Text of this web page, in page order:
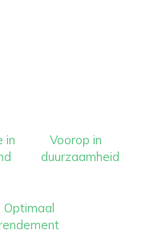
in
Voorop in
duurzaamheid
Optimaal